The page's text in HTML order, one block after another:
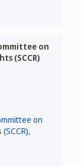
on
(SCCR)